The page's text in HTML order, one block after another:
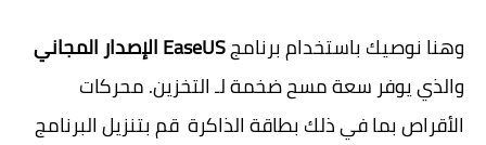
وهنا نوصيك باستخدام برنامجEaseUS الإصدار المجاني
والذي يوفر سعة مسح ضخمة لـ التخزين. محركات
الأقراص بما في ذلك بطاقة الذاكرة قم بتنزيل البرنامج